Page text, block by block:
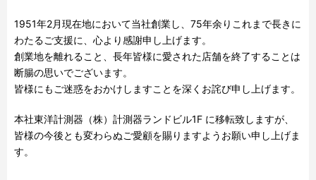
1951年2月現在地において当社創業し、75年余りこれまで長きに
わたるご支援に、心より感謝申し上げます。
創業地を離れること、長年皆様に愛された店舗を終了することは
断腸の思いでございます。
皆様にもご迷惑をおかけしますことを深くお詫び申し上げます。
本社東洋計測器（株）計測器ランドビル1F に移転致しますが、
皆様の今後とも変わらぬご愛顧を賜りますようお願い申し上げま
す。